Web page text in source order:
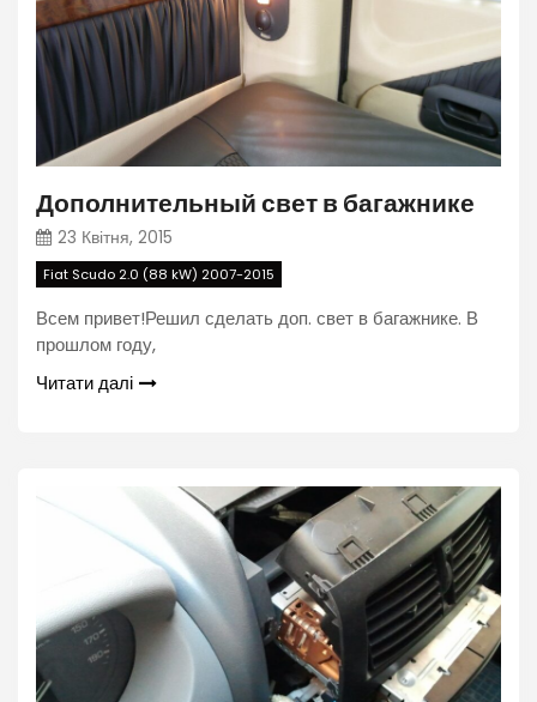
Дополнительный свет в багажнике
23 Квітня, 2015
Fiat Scudo 2.0 (88 kW) 2007-2015
Всем привет!Решил сделать доп. свет в багажнике. В
прошлом году,
Читати далі